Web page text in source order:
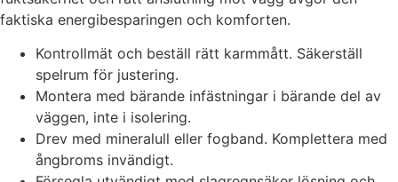
faktiska energibesparingen och komforten.
Kontrollmät och beställ rätt karmmått. Säkerställ
spelrum för justering.
Montera med bärande infästningar i bärande del av
väggen, inte i isolering.
Drev med mineralull eller fogband. Komplettera med
ångbroms invändigt.